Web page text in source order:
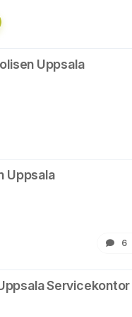
Uppsala
Uppsala
6
Servicekontor